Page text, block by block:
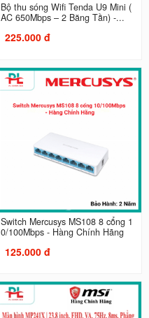
Bộ thu sóng Wifi Tenda U9 Mini (
AC 650Mbps – 2 Băng Tần) -...
225.000 đ
Switch Mercusys MS108 8 cổng 1
0/100Mbps - Hàng Chính Hãng
125.000 đ